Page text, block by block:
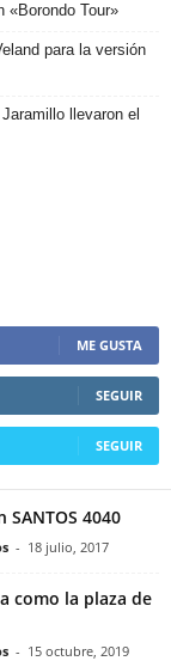
«Borondo Tour»
para la versión
llevaron el
ME GUSTA
SEGUIR
SEGUIR
SANTOS 4040
- 18 julio, 2017
como la plaza de
- 15 octubre, 2019